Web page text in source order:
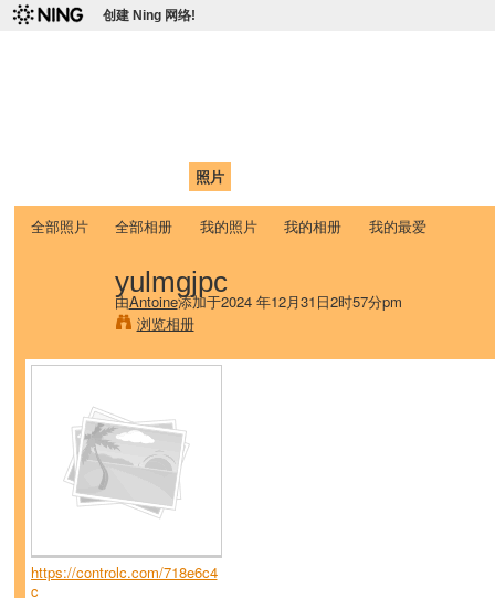
创建 Ning 网络!
照片
全部照片 全部相册 我的照片 我的相册 我的最爱
yulmgjpc
由Antoine添加于2024 年12月31日2时57分pm
浏览相册
https://controlc.com/718e6c4
c